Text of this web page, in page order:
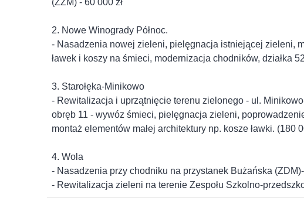
(ZZM) - 60 000 zł
2. Nowe Winogrady Północ.
- Nasadzenia nowej zieleni, pielęgnacja istniejącej zieleni,
ławek i koszy na śmieci, modernizacja chodników, działka
3. Starołęka-Minikowo
- Rewitalizacja i uprzątnięcie terenu zielonego - ul.
obręb 11 - wywóz śmieci, pielęgnacja zieleni,
montaż elementów małej architektury np. kosze ławki. (180
4. Wola
- Nasadzenia przy chodniku na przystanek Bużańska
- Rewitalizacja zieleni na terenie Zespołu Szkolno-